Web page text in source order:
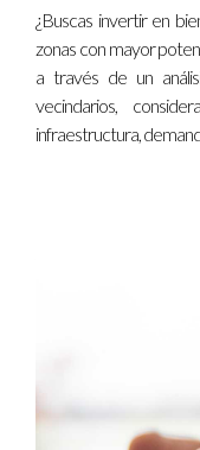
exclusivo barrio.
Sobre el autor:
enfoque
especializa en
las mejores
comerciales en
Para más
¿Buscas invertir en
zonas con mayor
a través de un
vecindarios,
infraestructura,